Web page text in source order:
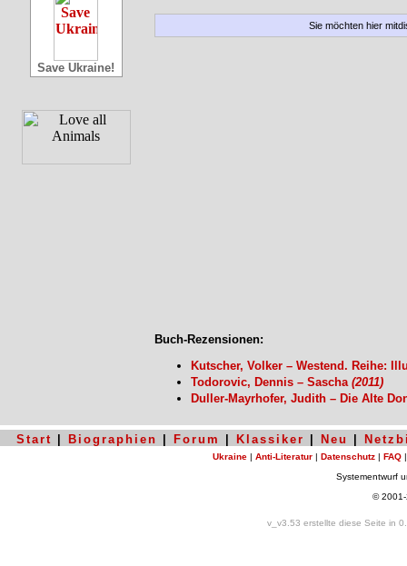
Save Ukraine!
Sie möchten hier
Buch-Rezensionen:
Kutscher, Volker – Westend. Reihe:
Todorovic, Dennis – Sascha (2011)
Duller-Mayrhofer, Judith – Die Alte
Start Biographien Forum Klassiker Neu
Ukraine | Anti-Literatur | Datenschutz | FAQ
Systementwurf
©
v_v3.53 erstellte diese Seite in